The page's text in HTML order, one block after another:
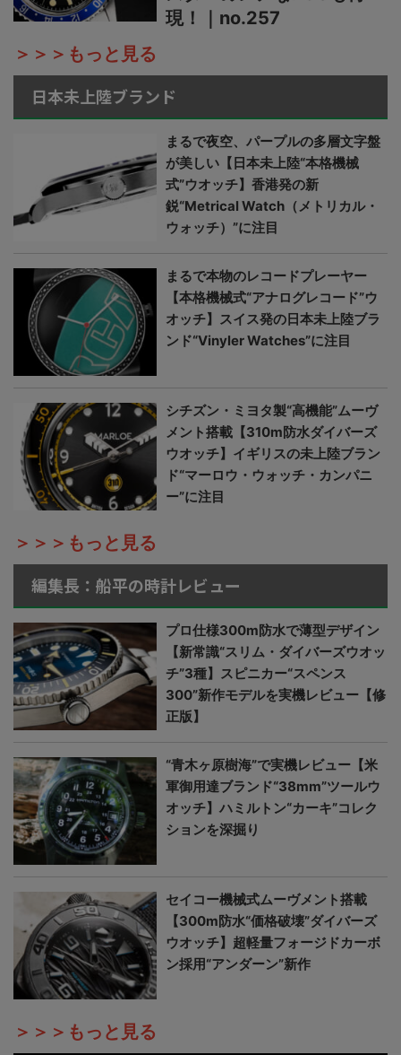
現！｜no.257
＞＞＞もっと見る
日本未上陸ブランド
まるで夜空、パープルの多層文字盤
が美しい【日本未上陸“本格機械
式”ウオッチ】香港発の新
鋭“Metrical Watch（メトリカル・
ウォッチ）”に注目
まるで本物のレコードプレーヤー
【本格機械式“アナログレコード”ウ
オッチ】スイス発の日本未上陸ブラ
ンド“Vinyler Watches”に注目
シチズン・ミヨタ製“高機能”ムーヴ
メント搭載【310m防水ダイバーズ
ウオッチ】イギリスの未上陸ブラン
ド“マーロウ・ウォッチ・カンパニ
ー”に注目
＞＞＞もっと見る
編集長：船平の時計レビュー
プロ仕様300m防水で薄型デザイン
【新常識“スリム・ダイバーズウオッ
チ”3種】スピニカー“スペンス
300”新作モデルを実機レビュー【修
正版】
“青木ヶ原樹海”で実機レビュー【米
軍御用達ブランド“38mm”ツールウ
オッチ】ハミルトン“カーキ”コレク
ションを深掘り
セイコー機械式ムーヴメント搭載
【300m防水“価格破壊”ダイバーズ
ウオッチ】超軽量フォージドカーボ
ン採用“アンダーン”新作
＞＞＞もっと見る